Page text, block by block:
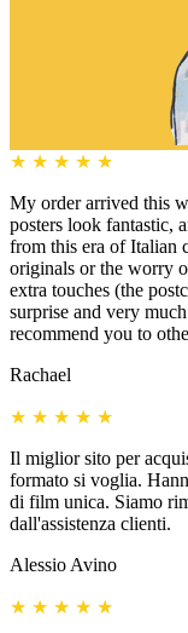
★ ★ ★ ★ ★
My order arrived this
posters look fantastic,
from this era of Italian
originals or the worry
extra touches (the
surprise and very
recommend you to
Rachael
★ ★ ★ ★ ★
Il miglior sito per
formato si voglia.
di film unica. Siamo
dall'assistenza clienti.
Alessio Avino
★ ★ ★ ★ ★